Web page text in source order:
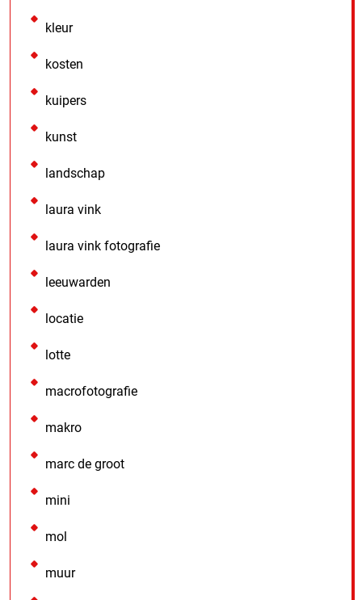
kleur
kosten
kuipers
kunst
landschap
laura vink
laura vink fotografie
leeuwarden
locatie
lotte
macrofotografie
makro
marc de groot
mini
mol
muur